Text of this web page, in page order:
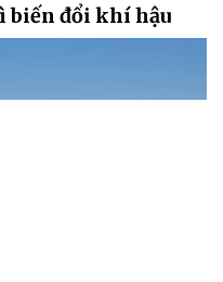
biến đổi khí hậu